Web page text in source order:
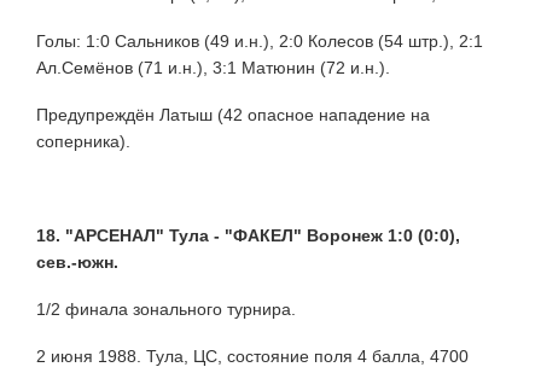
Голы: 1:0 Сальников (49 и.н.), 2:0 Колесов (54 штр.), 2:1
Ал.Семёнов (71 и.н.), 3:1 Матюнин (72 и.н.).
Предупреждён Латыш (42 опасное нападение на
соперника).
18. "АРСЕНАЛ" Тула - "ФАКЕЛ" Воронеж 1:0 (0:0),
сев.-южн.
1/2 финала зонального турнира.
2 июня 1988. Тула, ЦС, состояние поля 4 балла, 4700